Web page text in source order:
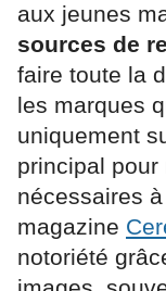
aux jeunes
sources de
faire toute la
les marques
uniquement
principal
nécessaires
magazine
notoriété